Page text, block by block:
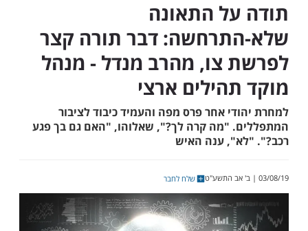
על התאונה
דבר תורה קצר
צו, מהרב מנדל - מנהל
ארצי
אחר פרס מפה והעמיד כיבוד לציבור
"מה קרה לך?", שאלוהו, "האם גם בך פגע
ענה האיש